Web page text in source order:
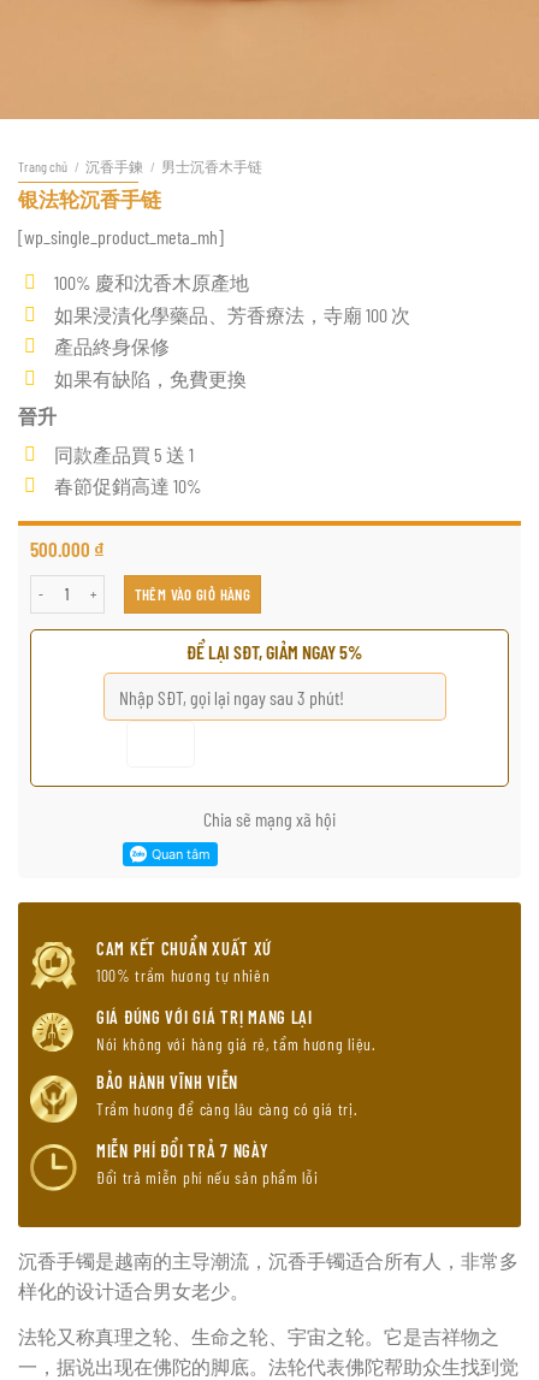
Trang chủ / 沉香手鍊 / 男士沉香木手链
银法轮沉香手链
[wp_single_product_meta_mh]
100% 慶和沈香木原產地
如果浸漬化學藥品、芳香療法，寺廟 100 次
產品終身保修
如果有缺陷，免費更換
晉升
同款產品買 5 送 1
春節促銷高達 10%
500.000 ₫
银法轮沉香手链 số lượngTHÊM VÀO GIỎ HÀNG
ĐỂ LẠI SĐT, GIẢM NGAY 5%
Chia sẽ mạng xã hội
CAM KẾT CHUẨN XUẤT XỨ
100% trầm hương tự nhiên
GIÁ ĐÚNG VỚI GIÁ TRỊ MANG LẠI
Nói không với hàng giá rẻ, tẩm hương liệu.
BẢO HÀNH VĨNH VIỄN
Trầm hương để càng lâu càng có giá trị.
MIỄN PHÍ ĐỔI TRẢ 7 NGÀY
Đổi trả miễn phí nếu sản phẩm lỗi
沉香手镯是越南的主导潮流，沉香手镯适合所有人，非常多
样化的设计适合男女老少。
法轮又称真理之轮、生命之轮、宇宙之轮。它是吉祥物之
一，据说出现在佛陀的脚底。法轮代表佛陀帮助众生找到觉